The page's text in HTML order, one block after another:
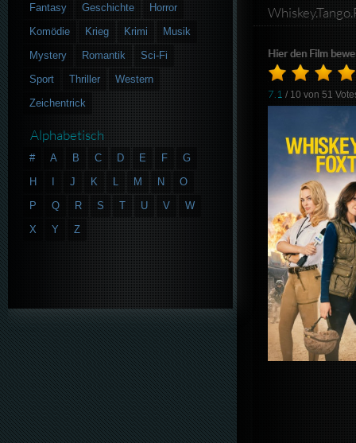
Hier den Film
7.1 / 10 von51
Fantasy
Geschichte
Horror
Komödie
Krieg Krimi
Musik
Mystery
Romantik
Sci-Fi
Sport
Thriller
Western
Zeichentrick
Alphabetisch
# A B C D E F
G
H
J K L M N
O
P
Q R S T U V
W
X
Y Z